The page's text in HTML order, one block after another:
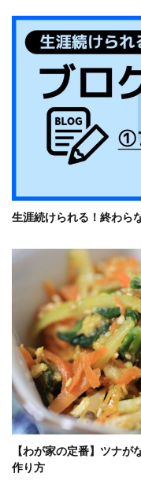
生涯続けられる！終わら
【わが家の定番】ツナ
作り方